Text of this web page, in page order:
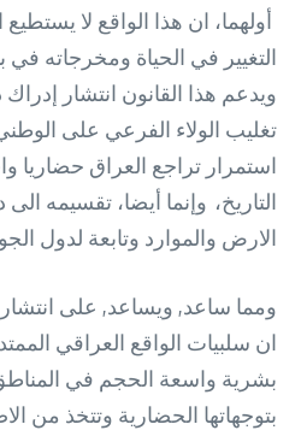
أولهما، ان هذا الواقع لا
التغيير في الحياة ومخرجاته في
ويدعم هذا القانون انتشار
تغليب الولاء الفرعي على
استمرار تراجع العراق حضاريا
التاريخ، وإنما أيضا، تقسيمه
الارض والموارد وتابعة لدول
ومما ساعد, ويساعد, على انتشار
ان سلبيات الواقع العراقي
بشرية واسعة الحجم في
بتوجهاتها الحضارية وتتخذ من